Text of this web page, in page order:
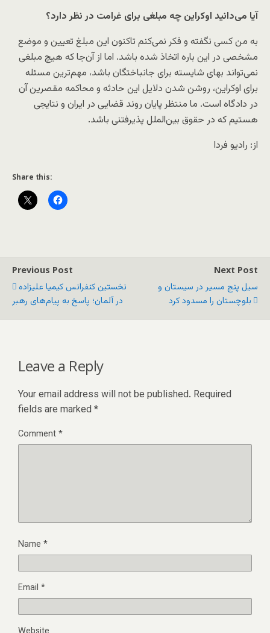
آیا می‌دانید اوکراین چه مبلغی برای غرامت در نظر دارد؟
به من کسی نگفته و فکر نمی‌کنم تاکنون این مبلغ تعیین و موضع
مشخصی در این باره اتخاذ شده باشد. اما از آن‌جا که هیچ مبلغی
نمی‌تواند بهای شایسته برای جانباختگان باشد، مهم‌ترین مسئله
برای اوکراین، روشن شدن دلایل این حادثه و محاکمه مقصرین آن
در دادگاه است. ما منتظر پایان روند قضایی در ایران و نتایجی
هستیم که در حقوق بین‌الملل پذیرفتنی باشد.
از: رادیو فردا
Share this:
Previous Post
نخستین کنفرانس کیمیا علیزاده
در آلمان؛ پاسخ به پیام‌های رهبر
Next Post
سیل پنج مسیر در سیستان و
بلوچستان را مسدود کرد
Leave a Reply
Your email address will not be published. Required
fields are marked *
Comment*
Name *
Email *